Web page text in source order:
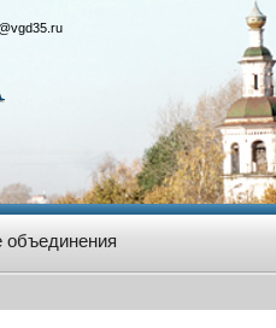
объединения